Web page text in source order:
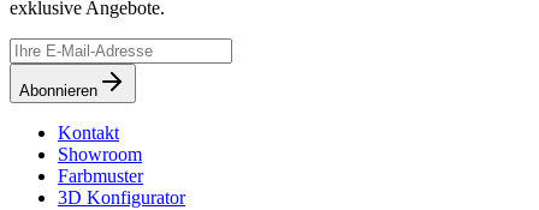
exklusive Angebote.
Abonnieren
Kontakt
Showroom
Farbmuster
3D Konfigurator